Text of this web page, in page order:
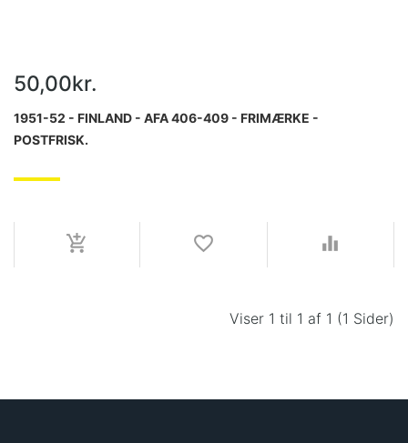
50,00kr.
1951-52 - FINLAND - AFA 406-409 - FRIMÆRKE -
POSTFRISK.
Viser 1 til 1 af 1 (1 Sider)